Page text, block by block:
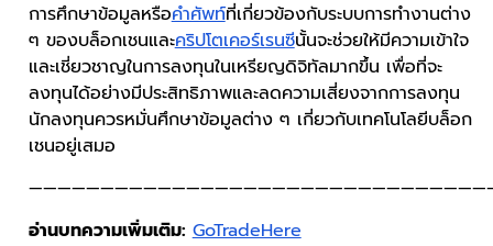
การศึกษาข้อมูลหรือคำศัพท์ที่เกี่ยวข้องกับระบบการทำงานต่าง
ๆ ของบล็อกเชนและคริปโตเคอร์เรนซีนั้นจะช่วยให้มีความเข้าใจ
และเชี่ยวชาญในการลงทุนในเหรียญดิจิทัลมากขึ้น เพื่อที่จะ
ลงทุนได้อย่างมีประสิทธิภาพและลดความเสี่ยงจากการลงทุน
นักลงทุนควรหมั่นศึกษาข้อมูลต่าง ๆ เกี่ยวกับเทคโนโลยีบล็อก
เชนอยู่เสมอ
อ่านบทความเพิ่มเติม: GoTradeHere